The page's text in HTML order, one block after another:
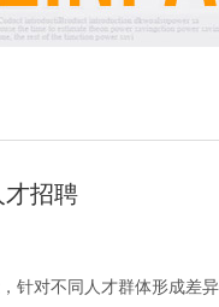
才招聘
针对不同人才群体形成差